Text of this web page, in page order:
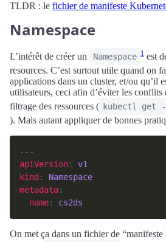
TLDR : le fichier de manifeste
Namespace
L’intérêt de créer un Namespace 1 est
resources. C’est surtout utile quand on
applications dans un cluster, et/ou qu’il
utilisateurs, ceci afin d’éviter les
filtrage des ressources ( kubectl get -
). Mais autant appliquer de bonnes
apiVersion: v1
kind : Namespace
metadata
name: cs2ds
On met ça dans un fichier de “manifeste